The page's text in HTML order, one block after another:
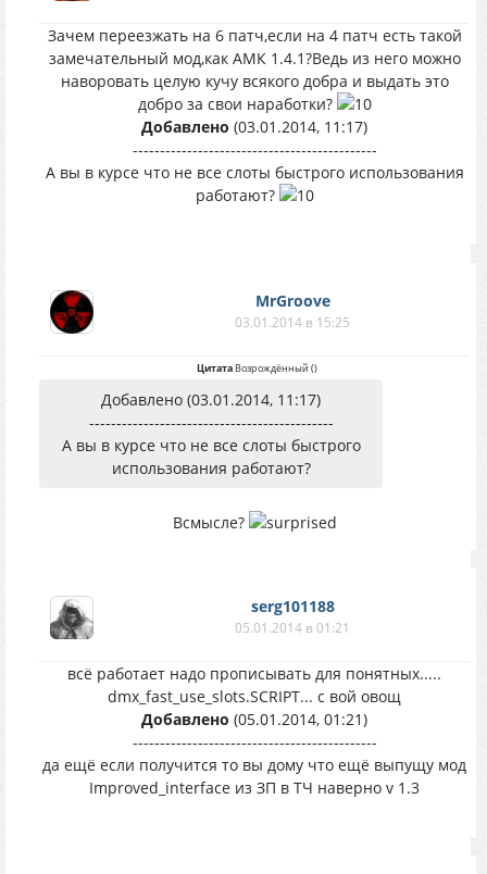
Зачем переезжать на 6 патч,если на 4 патч есть такой
замечательный мод,как АМК 1.4.1?Ведь из него можно
наворовать целую кучу всякого добра и выдать это
добро за свои наработки?
Добавлено (03.01.2014, 11:17)
---------------------------------------------
А вы в курсе что не все слоты быстрого использования
работают?
MrGroove
03.01.2014 в 15:25
ЦитатаВозрождённый ()
Добавлено (03.01.2014, 11:17)
---------------------------------------------
А вы в курсе что не все слоты быстрого
использования работают?
Всмысле?
serg101188
05.01.2014 в 01:21
всё работает надо прописывать для понятных.....
dmx_fast_use_slots.SCRIPT... с вой овощ
Добавлено (05.01.2014, 01:21)
---------------------------------------------
да ещё если получится то вы дому что ещё выпущу мод
Improved_interface из ЗП в ТЧ наверно v 1.3